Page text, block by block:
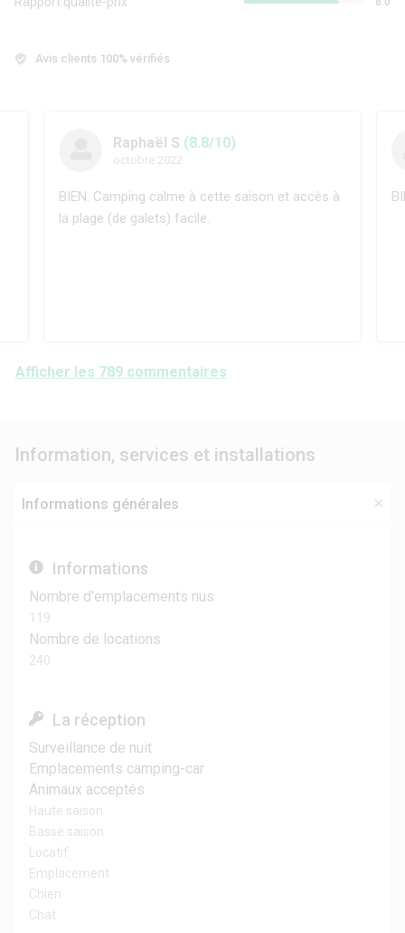
Avis clients 100% vérifiés
Raphaël S (8.8/10)
octobre 2022
BIEN: Camping calme à cette saison et accès à
la plage (de galets) facile.
Afficher les 789 commentaires
Information, services et installations
Informations générales
Informations
Nombre d'emplacements nus
119
Nombre de locations
240
La réception
Surveillance de nuit
Emplacements camping-car
Animaux acceptés
Haute saison
Basse saison
Locatif
Emplacement
Chien
Chat